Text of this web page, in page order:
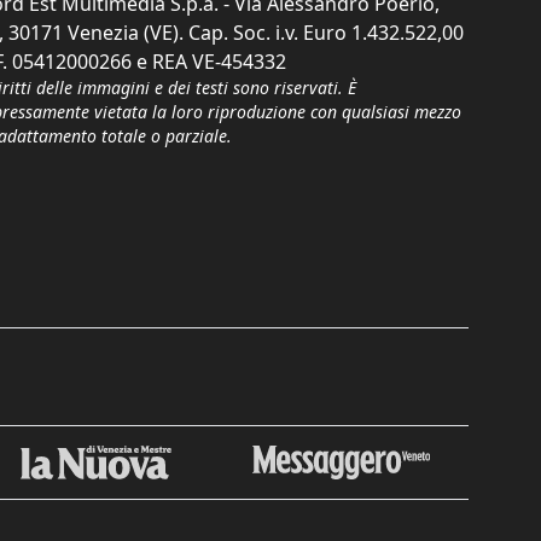
30171 Venezia (VE). Cap. Soc. i.v. Euro 1.432.522,00
05412000266 e REA VE-454332
delle immagini e dei testi sono riservati. È
vietata la loro riproduzione con qualsiasi mezzo
totale o parziale.